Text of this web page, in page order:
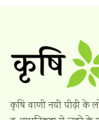
कृषि वाणी नयी पीढ़ी के